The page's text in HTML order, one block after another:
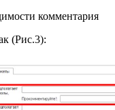
комментария
(Рис.3):